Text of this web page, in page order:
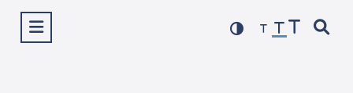
Wyświetl menu